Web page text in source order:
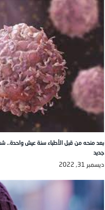
بعد منحه من قبل الأطباء سنة عيش واحدة..
جديد
ديسمبر 31, 2022